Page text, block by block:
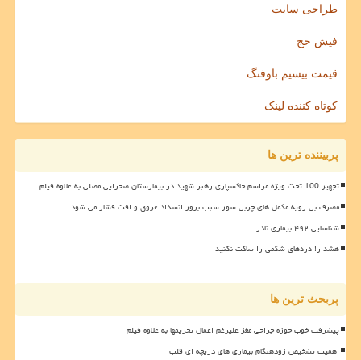
طراحی سایت
فیش حج
قیمت بیسیم باوفنگ
کوتاه کننده لینک
پربیننده ترین ها
تجهیز 100 تخت ویژه مراسم خاکسپاری رهبر شهید در بیمارستان صحرایی مصلی به علاوه فیلم
مصرف بی رویه مکمل های چربی سوز سبب بروز انسداد عروق و افت فشار می شود
شناسایی ۴۹۲ بیماری نادر
هشدار! دردهای شکمی را ساکت نکنید
پربحث ترین ها
پیشرفت خوب حوزه جراحی مغز علیرغم اعمال تحریمها به علاوه فیلم
اهمیت تشخیص زودهنگام بیماری های دریچه ای قلب